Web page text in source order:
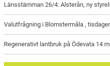
Länsstämman 26/4: Alsterån, ny
Valutfrågning i Blomstermåla ,
Regenerativt lantbruk på Ödevata 14